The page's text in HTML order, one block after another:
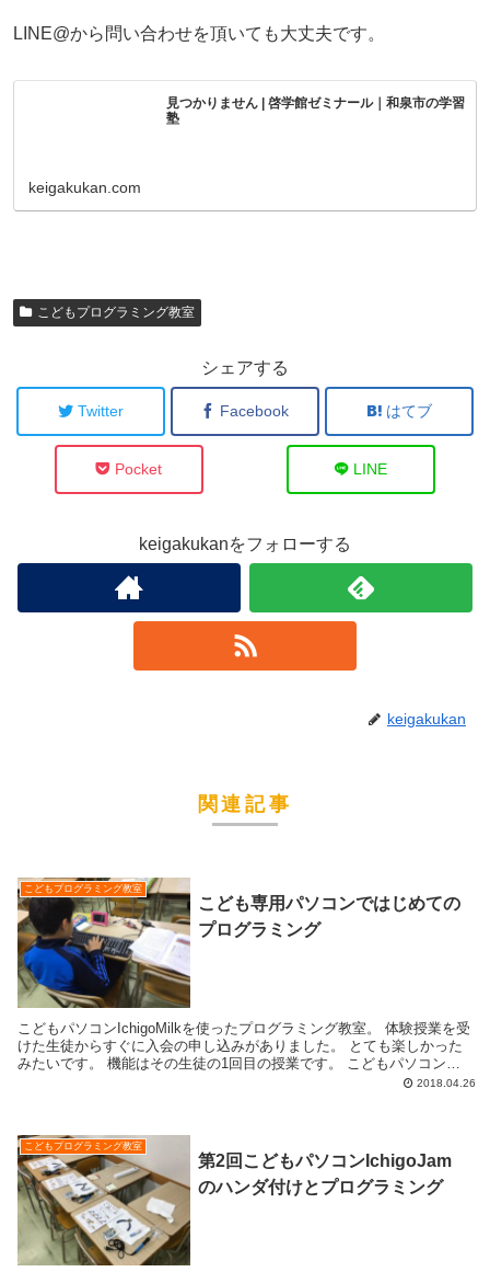
LINE@から問い合わせを頂いても大丈夫です。
見つかりません | 啓学館ゼミナール｜和泉市の学習
塾
keigakukan.com
こどもプログラミング教室
シェアする
Twitter Facebook はてブ
Pocket LINE
keigakukanをフォローする
keigakukan
関連記事
こどもプログラミング教室
こども専用パソコンではじめての
プログラミング
こどもパソコンIchigoMilkを使ったプログラミング教室。 体験授業を受
けた生徒からすぐに入会の申し込みがありました。 とても楽しかった
みたいです。 機能はその生徒の1回目の授業です。 こどもパソコン
2018.04.26
こどもプログラミング教室
第2回こどもパソコンIchigoJam
のハンダ付けとプログラミング